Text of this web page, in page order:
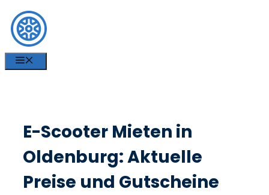
Zum
Inhalt
springen
E-Scooter Mieten in
Oldenburg: Aktuelle
Preise und Gutscheine